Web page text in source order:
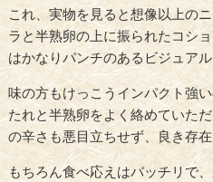
これ、実物を見ると想像以上の
ラと半熟卵の上に振られたコシ
はかなりパンチのあるビジュアル
味の方もけっこうインパクト強
たれと半熟卵をよく絡めていた
の辛さも悪目立ちせず、良き存
もちろん食べ応えはバッチリで